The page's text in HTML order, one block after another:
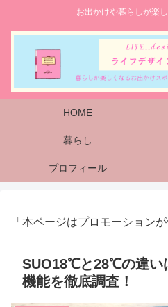
お出かけや暮らしが楽
HOME
暮らし
プロフィール
「本ページはプロモーション
SUO18℃と28℃の違い
機能を徹底調査！